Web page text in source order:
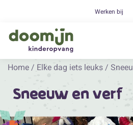
Werken bij
Home / Elke dag iets leuks /
Sneeuw en verf